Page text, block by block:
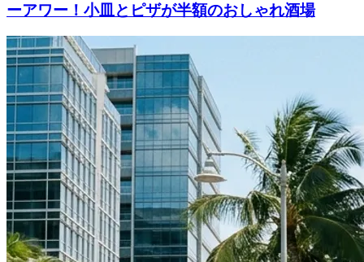
ーアワー！小皿とピザが半額のおしゃれ酒場